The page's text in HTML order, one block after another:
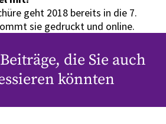
geht 2018 bereits in die 7.
sie gedruckt und online.
die Sie auch
könnten